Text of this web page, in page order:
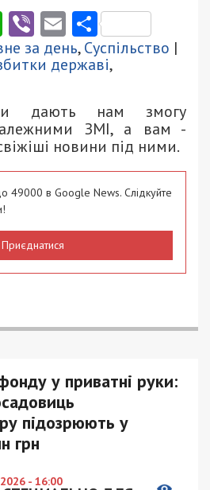
WhatsApp
ViberEmail
за день,Суспільство |
державі,
дають нам змогу
ЗМІ, а вам -
новини під ними.
49000 в Google News. Слідкуйте
Приєднатися
у приватні руки:
підозрюють у
грн
- 16:00